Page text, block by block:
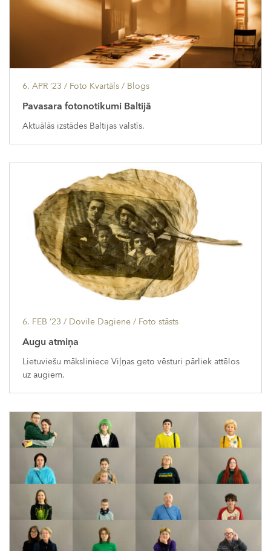
6. APR ’23 / Foto Kvartāls / Blogs
Pavasara fotonotikumi Baltijā
Aktuālās izstādes Baltijas valstīs.
6. FEB ’23 / Dovile Dagiene / Foto stāsts
Augu atmiņa
Lietuviešu māksliniece Viļņas geto vēsturi pārliek attēlos
uz augiem.